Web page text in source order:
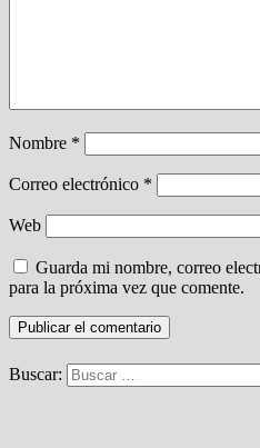
Nombre *
Correo electrónico *
Web
Guarda mi nombre, correo
para la próxima vez que comente.
Buscar: